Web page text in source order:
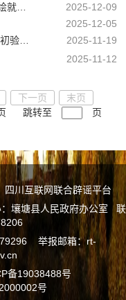
2025-12-09
2025-12-05
2025-11-19
2025-11-12
下一页
末页
跳转至
页
四川互联网联合辟谣平台
壤塘县人民政府办公室 联
举报邮箱：rt-
备19038488号
号